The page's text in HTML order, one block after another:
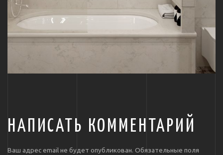
НАПИСАТЬ КОММЕНТАРИЙ
Ваш адрес email не будет опубликован. Обязательные поля